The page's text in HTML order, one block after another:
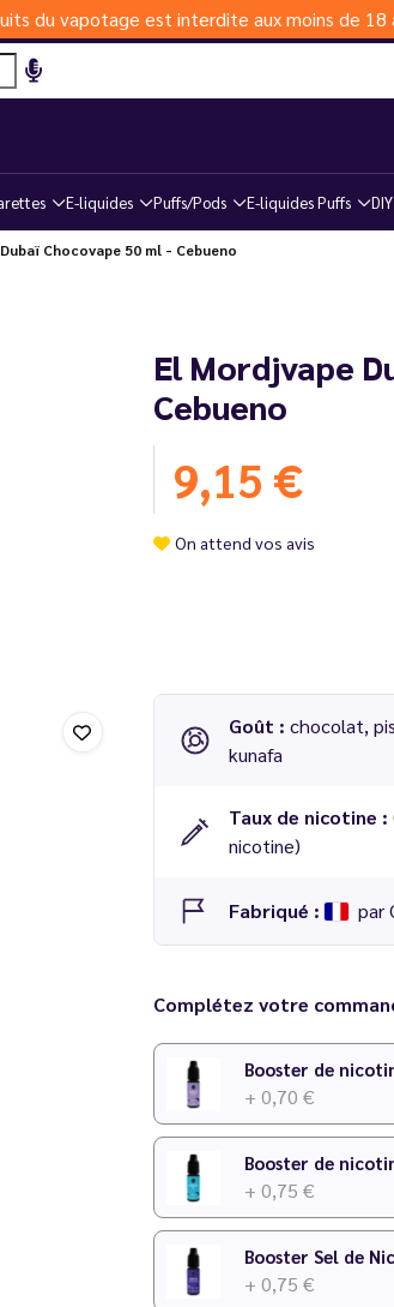
du vapotage est interdite aux moins de
E-liquides Puffs/Pods E-liquides Puffs DIY
Chocovape 50 ml - Cebueno
El Mordjvape
Cebueno
9,15 €
On attend vos avis
Goût : chocolat,
kunafa
Taux de nicotine :
nicotine)
Fabriqué : par
Complétez votre
Booster de
+ 0,70 €
Booster de
+ 0,75 €
Booster Sel de
+ 0,75 €